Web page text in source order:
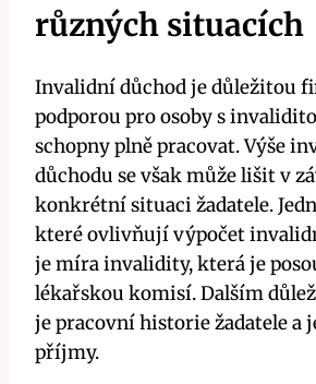
různých situacích
Invalidní důchod je důležitou
podporou pro osoby s
schopny plně pracovat. Výše
důchodu se však může lišit v
konkrétní situaci žadatele.
které ovlivňují výpočet
je míra invalidity, která je
lékařskou komisí. Dalším
je pracovní historie žadatele a
příjmy.